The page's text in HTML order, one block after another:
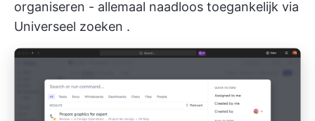
organiseren - allemaal naadloos toegankelijk via
Universeel zoeken .